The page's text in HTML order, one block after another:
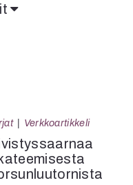
Verkkoartikkeli